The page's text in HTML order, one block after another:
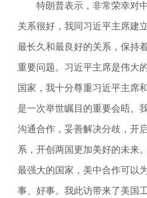
特朗普表示，非常荣幸对
关系很好，我同习近平主席建
最长久和最良好的关系，保持
重要问题。习近平主席是伟大
国家，我十分尊重习近平主席
是一次举世瞩目的重要会晤。
沟通合作，妥善解决分歧，开
系，开创两国更加美好的未来
最强大的国家，美中合作可以
事、好事。我此访带来了美国